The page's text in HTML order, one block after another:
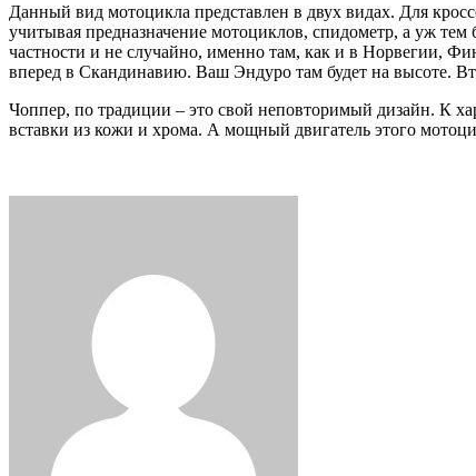
Данный вид мотоцикла представлен в двух видах. Для
учитывая предназначение мотоциклов, спидометр, а уж
частности и не случайно, именно там, как и в Норвегии,
вперед в Скандинавию. Ваш Эндуро там будет на высоте.
Чоппер, по традиции – это свой неповторимый дизайн. К
вставки из кожи и хрома. А мощный двигатель этого